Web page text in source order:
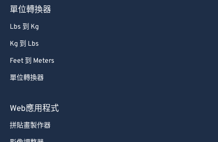
單位轉換器
Lbs 到 Kg
Kg 到 Lbs
Feet 到 Meters
單位轉換器
Web應用程式
拼貼畫製作器